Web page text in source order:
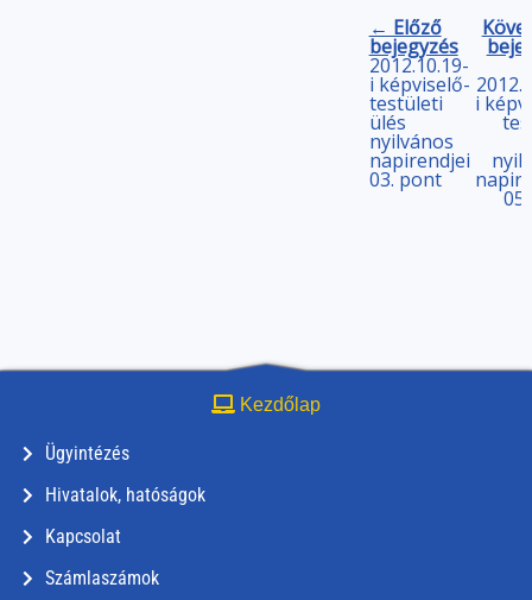
← Előző
bejegyzés
2012.10.19-
i képviselő-
testületi
ülés
nyilvános
napirendjei
03. pont
i
Kezdőlap
Ügyintézés
Hivatalok, hatóságok
Kapcsolat
Számlaszámok